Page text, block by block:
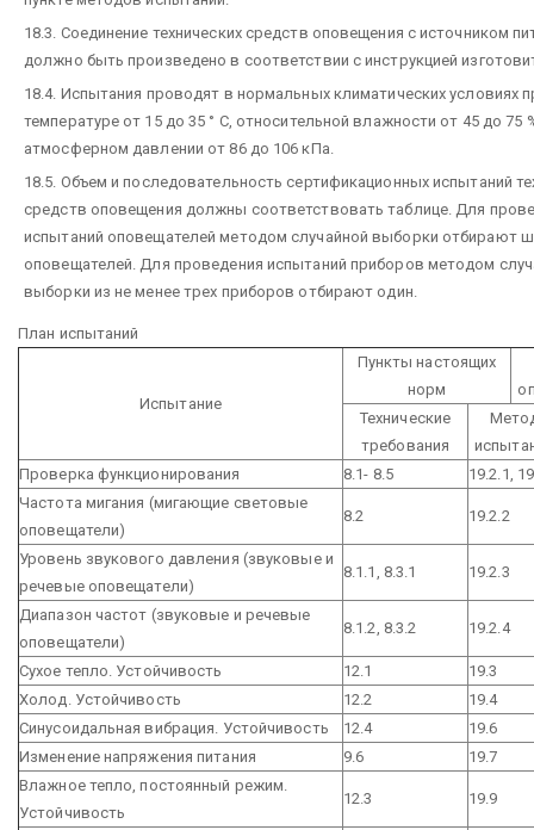
18.3. Соединение технических средств оповещения с источником
должно быть произведено в соответствии с инструкцией
18.4. Испытания проводят в нормальных климатических условиях
температуре от 15 до 35 ° С, относительной влажности от 45 до 75
атмосферном давлении от 86 до 106 кПа.
18.5. Объем и последовательность сертификационных испытаний
средств оповещения должны соответствовать таблице. Для
испытаний оповещателей методом случайной выборки отбирают
оповещателей. Для проведения испытаний приборов методом
выборки из не менее трех приборов отбирают один.
План испытаний
Испытание
Пункты настоящих
норм
Технические
требования
Проверка функционирования
8.1- 8.5 19.2.1,
Частота мигания (мигающие световые
оповещатели)
8.2 19.2.2
Уровень звукового давления (звуковые и
речевые оповещатели)
8.1.1, 8.3.1 19.2.3
Диапазон частот (звуковые и речевые
оповещатели)
8.1.2, 8.3.2 19.2.4
Сухое тепло. Устойчивость 12.1
19.3
Холод. Устойчивость
12.2
19.4
Синусоидальная вибрация. Устойчивость
12.4
19.6
Изменение напряжения питания
9.6
19.7
Влажное тепло, постоянный режим.
Устойчивость
12.3 19.9